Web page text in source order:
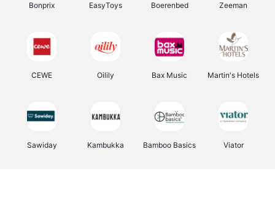
Bonprix EasyToys Boerenbed Zeeman
CEWE Oilily Bax Music Martin's Hotels
Sawiday Kambukka Bamboo Basics Viator